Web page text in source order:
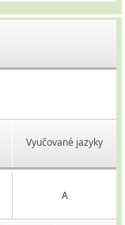
Vyučované jazyky
A